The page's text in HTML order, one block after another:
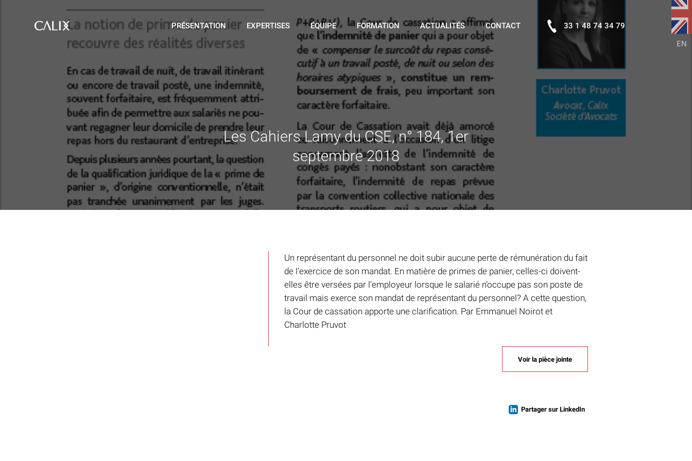
PRÉSENTATION EXPERTISES ÉQUIPE FORMATION ACTUALITÉS
CONTACT
EN
33 1 48 74 34 79
Les Cahiers Lamy du CSE, n° 184, 1er
septembre 2018
Un représentant du personnel ne doit subir aucune perte de rémunération du fait
de l’exercice de son mandat. En matière de primes de panier, celles-ci doivent-
elles être versées par l’employeur lorsque le salarié n’occupe pas son poste de
travail mais exerce son mandat de représentant du personnel? A cette question,
la Cour de cassation apporte une clarification. Par Emmanuel Noirot et
Charlotte Pruvot
Voir la pièce jointe
Partager sur LinkedIn